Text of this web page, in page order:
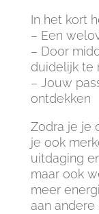
In het kort
– Een
– Door
duidelijk te
– Jouw
ontdekken
Zodra je je
je ook
uitdaging
maar ook
meer
aan